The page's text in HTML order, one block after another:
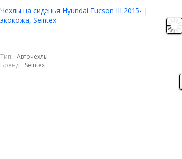
Чехлы на сиденья Hyundai Tucson III 2015- |
экокожа, Seintex
Тип: Авточехлы
Бренд: Seintex